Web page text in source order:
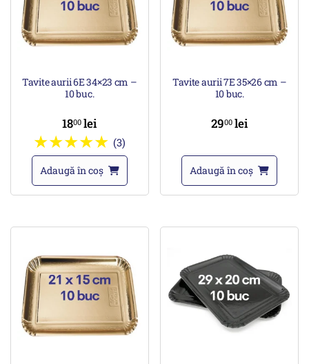
Tavite aurii 6E 34×23 cm –
10 buc.
1800lei
(3)
Adaugă în coș
Tavite aurii 7E 35×26 cm –
10 buc.
2900lei
Adaugă în coș